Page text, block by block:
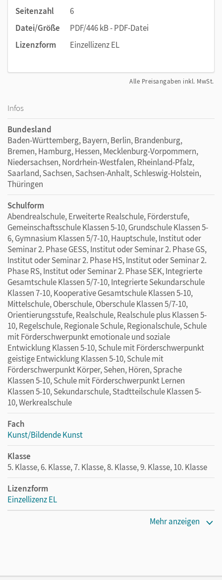
Seitenzahl
6
Datei/Größe
PDF/446 kB - PDF-Datei
Lizenzform
Einzellizenz EL
Alle Preisangaben inkl. MwSt.
Infos
Bundesland
Baden-Württemberg, Bayern, Berlin, Brandenburg,
Bremen, Hamburg, Hessen, Mecklenburg-Vorpommern,
Niedersachsen, Nordrhein-Westfalen, Rheinland-Pfalz,
Saarland, Sachsen, Sachsen-Anhalt, Schleswig-Holstein,
Thüringen
Schulform
Abendrealschule, Erweiterte Realschule, Förderstufe,
Gemeinschaftsschule Klassen 5-10, Grundschule Klassen 5-
6, Gymnasium Klassen 5/7-10, Hauptschule, Institut oder
Seminar 2. Phase GESS, Institut oder Seminar 2. Phase GS,
Institut oder Seminar 2. Phase HS, Institut oder Seminar 2.
Phase RS, Institut oder Seminar 2. Phase SEK, Integrierte
Gesamtschule Klassen 5/7-10, Integrierte Sekundarschule
Klassen 7-10, Kooperative Gesamtschule Klassen 5-10,
Mittelschule, Oberschule, Oberschule Klassen 5/7-10,
Orientierungsstufe, Realschule, Realschule plus Klassen 5-
10, Regelschule, Regionale Schule, Regionalschule, Schule
mit Förderschwerpunkt emotionale und soziale
Entwicklung Klassen 5-10, Schule mit Förderschwerpunkt
geistige Entwicklung Klassen 5-10, Schule mit
Förderschwerpunkt Körper, Sehen, Hören, Sprache
Klassen 5-10, Schule mit Förderschwerpunkt Lernen
Klassen 5-10, Sekundarschule, Stadtteilschule Klassen 5-
10, Werkrealschule
Fach
Kunst/Bildende Kunst
Klasse
5. Klasse, 6. Klasse, 7. Klasse, 8. Klasse, 9. Klasse, 10. Klasse
Lizenzform
Einzellizenz EL
Mehr anzeigen